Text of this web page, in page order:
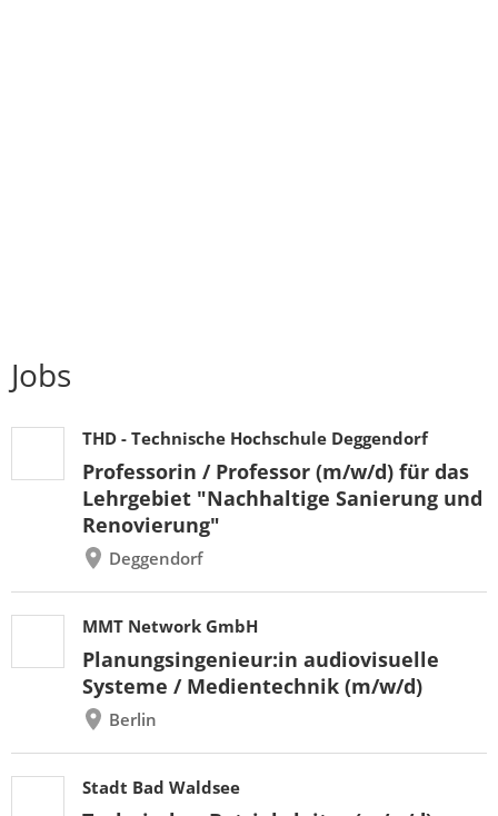
Jobs
THD - Technische Hochschule Deggendorf
Professorin / Professor (m/w/d) für das
Lehrgebiet "Nachhaltige Sanierung und
Renovierung"
Deggendorf
MMT Network GmbH
Planungsingenieur:in audiovisuelle
Systeme / Medientechnik (m/w/d)
Berlin
Stadt Bad Waldsee